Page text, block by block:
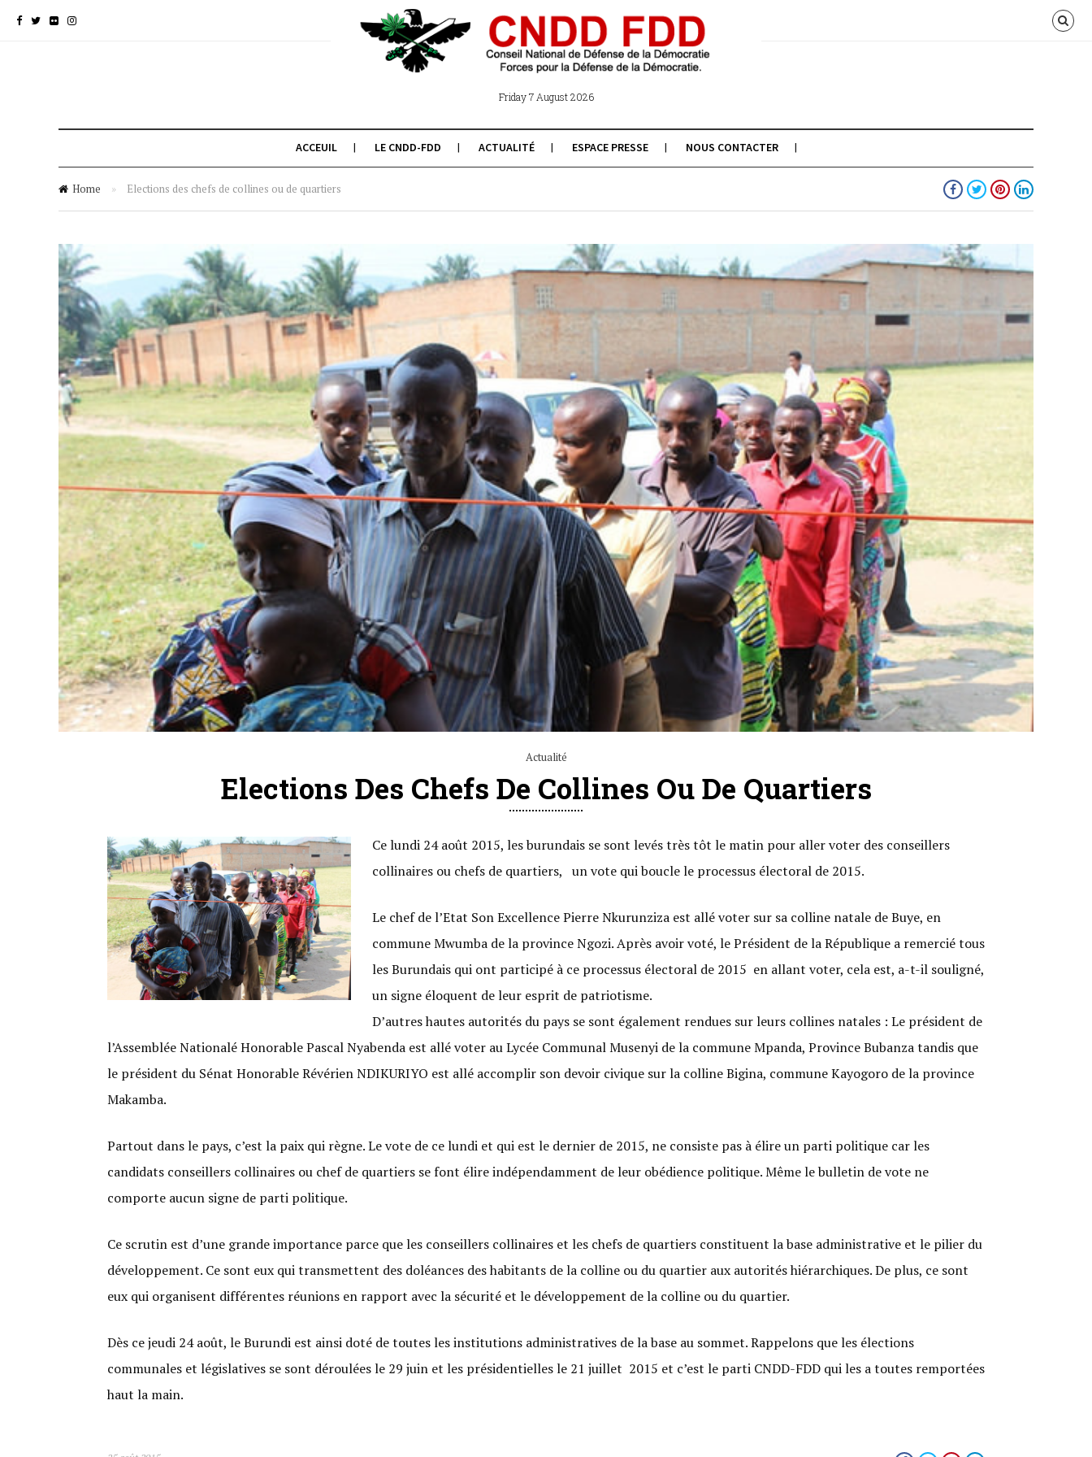
Friday 7 August 2026
ACCEUIL LE CNDD-FDD ACTUALITÉ ESPACE PRESSE NOUS CONTACTER
Home » Elections des chefs de collines ou de quartiers
Actualité
Elections Des Chefs De Collines Ou De Quartiers
Ce lundi 24 août 2015, les burundais se sont levés très tôt le matin pour aller voter des conseillers
collinaires ou chefs de quartiers, un vote qui boucle le processus électoral de 2015.
Le chef de l’Etat Son Excellence Pierre Nkurunziza est allé voter sur sa colline natale de Buye, en
commune Mwumba de la province Ngozi. Après avoir voté, le Président de la République a remercié tous
les Burundais qui ont participé à ce processus électoral de 2015 en allant voter, cela est, a-t-il souligné,
un signe éloquent de leur esprit de patriotisme.
D’autres hautes autorités du pays se sont également rendues sur leurs collines natales : Le président de
l’Assemblée Nationalé Honorable Pascal Nyabenda est allé voter au Lycée Communal Musenyi de la commune Mpanda, Province Bubanza tandis que
le président du Sénat Honorable Révérien NDIKURIYO est allé accomplir son devoir civique sur la colline Bigina, commune Kayogoro de la province
Makamba.
Partout dans le pays, c’est la paix qui règne. Le vote de ce lundi et qui est le dernier de 2015, ne consiste pas à élire un parti politique car les
candidats conseillers collinaires ou chef de quartiers se font élire indépendamment de leur obédience politique. Même le bulletin de vote ne
comporte aucun signe de parti politique.
Ce scrutin est d’une grande importance parce que les conseillers collinaires et les chefs de quartiers constituent la base administrative et le pilier du
développement. Ce sont eux qui transmettent des doléances des habitants de la colline ou du quartier aux autorités hiérarchiques. De plus, ce sont
eux qui organisent différentes réunions en rapport avec la sécurité et le développement de la colline ou du quartier.
Dès ce jeudi 24 août, le Burundi est ainsi doté de toutes les institutions administratives de la base au sommet. Rappelons que les élections
communales et législatives se sont déroulées le 29 juin et les présidentielles le 21 juillet 2015 et c’est le parti CNDD-FDD qui les a toutes remportées
haut la main.